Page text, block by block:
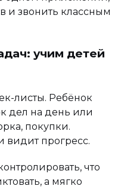
и звонить классным
учим детей
листы. Ребёнок
дел на день или
покупки.
видит прогресс.
что
а мягко